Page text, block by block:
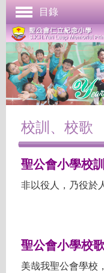
首頁
學校簡介
管理與組織
課程發展
成長支援
學生表現
校園生活
目錄
校訓、校歌
聖公會小學校訓
非以役人，乃役於
聖公會小學校
美哉我聖公會學校